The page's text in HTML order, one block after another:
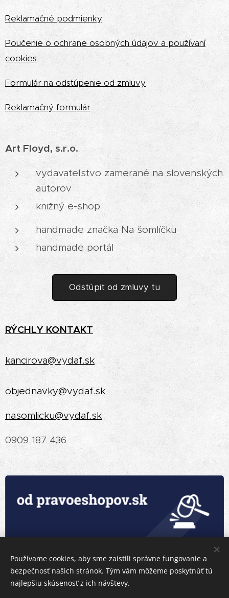
Reklamačné podmienky
Poučenie o ochrane osobných údajov a používaní
cookies
Formulár na odstúpenie od zmluvy
Reklamačný formulár
Art Floyd, s.r.o.
vydavateľstvo zamerané na slovenských
autorov
knižný e-shop
handmade značka Na šomlíčku
handmade portál
Odstúpiť od zmluvy tu
RÝCHLY KONTAKT
kancirova@vydaf.sk
objednavky@vydaf.sk
nasomlicku@vydaf.sk
0909 187 436
Používame cookies, aby sme zaistili správne fungovanie a
bezpečnosť našich stránok. Tým vám môžeme poskytnúť tú
najlepšiu skúsenosť z ich návštevy.